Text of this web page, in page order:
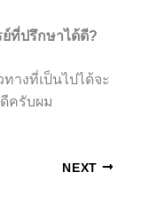
ที่ปรึกษาได้ดี?
างที่เป็นไปได้จะ
ครับผม
NEXT